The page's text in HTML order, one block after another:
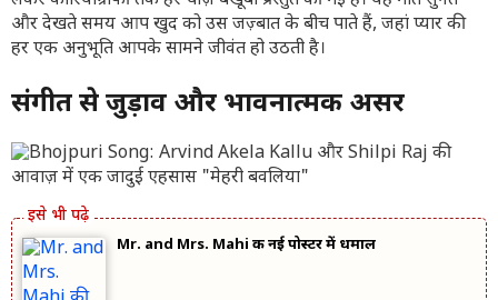
और देखते समय आप खुद को उस जज़्बात के बीच पाते हैं, जहां प्यार की
हर एक अनुभूति आपके सामने जीवंत हो उठती है।
संगीत से जुड़ाव और भावनात्मक असर
Mr. and Mrs. Mahi की नई पोस्टर में धमाल